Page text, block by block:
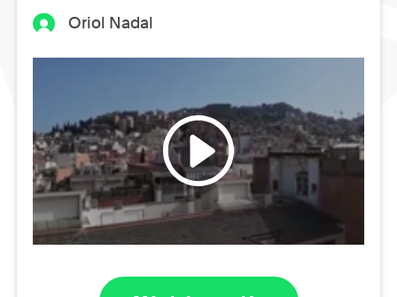
Oriol Nadal